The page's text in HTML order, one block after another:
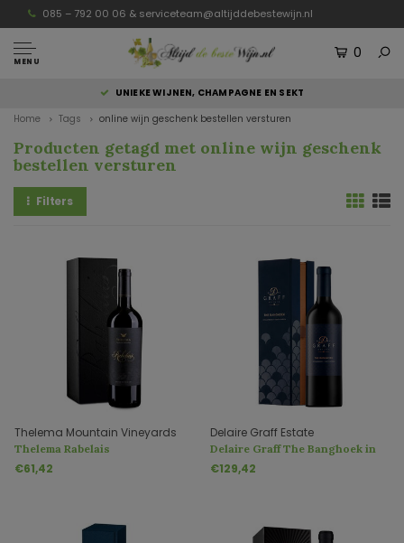
085 – 792 00 06 & serviceteam@altijddebestewijn.nl
MENU
0
UNIEKE WIJNEN, CHAMPAGNE EN SEKT
Home Tags online wijn geschenk bestellen versturen
Producten getagd met online wijn geschenk
bestellen versturen
Filters
Thelema Mountain Vineyards
Thelema Rabelais
€61,42
Delaire Graff Estate
Delaire Graff The Banghoek in
Geschenkverpakking
€129,42